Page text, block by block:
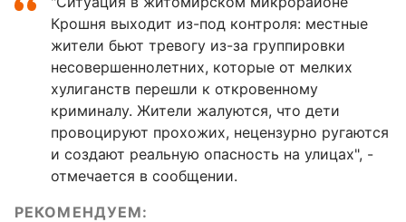
Крошня выходит из-под контроля: местные
жители бьют тревогу из-за группировки
несовершеннолетних, которые от мелких
хулиганств перешли к откровенному
криминалу. Жители жалуются, что дети
провоцируют прохожих, нецензурно ругаются
и создают реальную опасность на улицах", -
отмечается в сообщении.
РЕКОМЕНДУЕМ: